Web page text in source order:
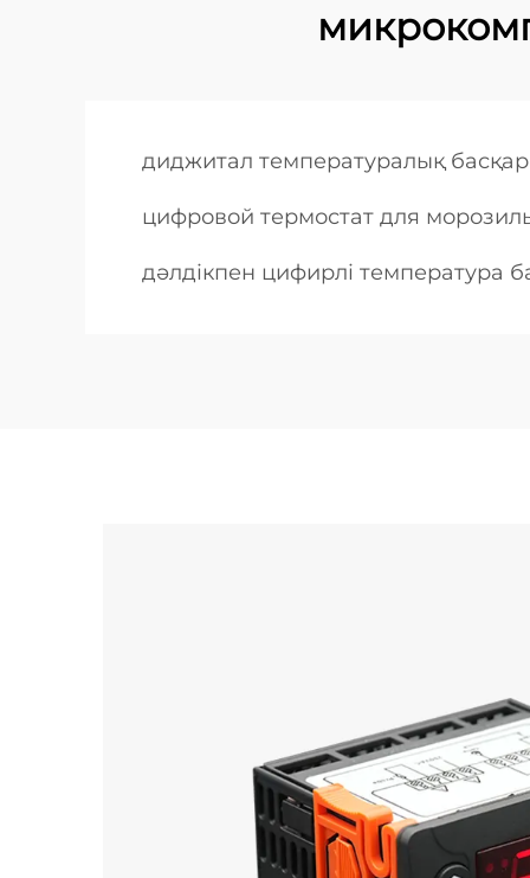
диджитал температуралық
цифровой термостат для
дәлдікпен цифирлі температура